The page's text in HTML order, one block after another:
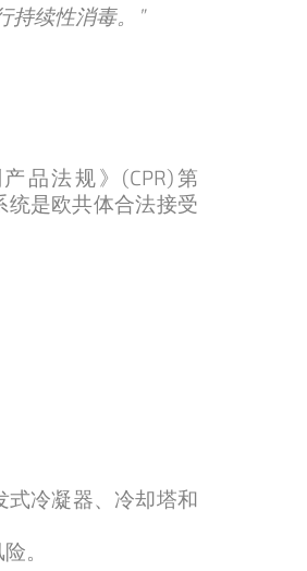
持续性消毒。”
品法规》(CPR)第
是欧共体合法接受
式冷凝器、冷却塔和
。